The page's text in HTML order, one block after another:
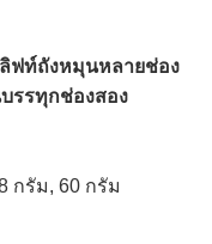
ฟท์ถังหมุนหลายช่อง
รรทุกช่องสอง
กรัม, 60 กรัม